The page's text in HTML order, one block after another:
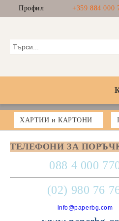
Профил +359 884 000
ХАРТИИ и КАРТОНИ
ТЕЛЕФОНИ ЗА
088 4 000
(02) 980 76
info@paperbg.com